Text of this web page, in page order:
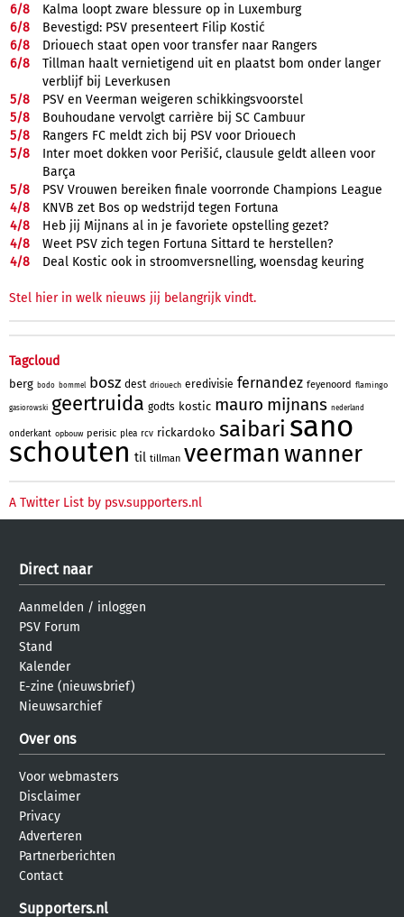
6/8
Kalma loopt zware blessure op in Luxemburg
6/8
Bevestigd: PSV presenteert Filip Kostić
6/8
Driouech staat open voor transfer naar Rangers
6/8
Tillman haalt vernietigend uit en plaatst bom onder langer
verblijf bij Leverkusen
5/8
PSV en Veerman weigeren schikkingsvoorstel
5/8
Bouhoudane vervolgt carrière bij SC Cambuur
5/8
Rangers FC meldt zich bij PSV voor Driouech
5/8
Inter moet dokken voor Perišić, clausule geldt alleen voor
Barça
5/8
PSV Vrouwen bereiken finale voorronde Champions League
4/8
KNVB zet Bos op wedstrijd tegen Fortuna
4/8
Heb jij Mijnans al in je favoriete opstelling gezet?
4/8
Weet PSV zich tegen Fortuna Sittard te herstellen?
4/8 Deal Kostic ook in stroomversnelling, woensdag keuring
Stel hier in welk nieuws jij belangrijk vindt.
Tagcloud
berg bodo bommel bosz dest driouech eredivisie fernandez feyenoord flamingo
gasiorowski geertruida godts kostic mauro mijnans nederland
onderkant opbouw perisic plea rcv rickardoko saibari sano
schouten til tillman veermanwanner
A Twitter List by psv.supporters.nl
Direct naar
Aanmelden / inloggen
PSV Forum
Stand
Kalender
E-zine (nieuwsbrief)
Nieuwsarchief
Over ons
Voor webmasters
Disclaimer
Privacy
Adverteren
Partnerberichten
Contact
Supporters.nl